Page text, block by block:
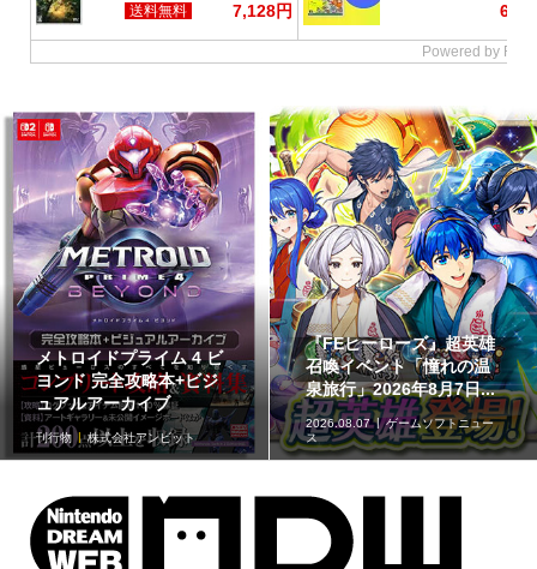
メトロイドプライム 4 ビ
ヨンド 完全攻略本+ビジ
ュアルアーカイブ
刊行物 株式会社アンビット
『FEヒーローズ』超英雄
召喚イベント「憧れの温
泉旅行」2026年8月7日...
2026.08.07
ゲームソフトニュー
ス